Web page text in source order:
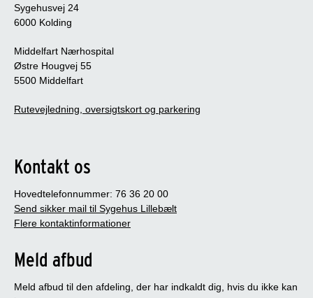
Sygehusvej 24
6000 Kolding
Middelfart Nærhospital
Østre Hougvej 55
5500 Middelfart
Rutevejledning, oversigtskort og parkering
Kontakt os
Hovedtelefonnummer: 76 36 20 00
Send sikker mail til Sygehus Lillebælt
Flere kontaktinformationer
Meld afbud
Meld afbud til den afdeling, der har indkaldt dig, hvis du ikke kan